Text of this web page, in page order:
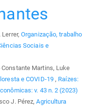
Lerrer,Organização, trabalho
Sociais e
Martins, Luke
e COVID-19 , Raízes:
v. 43 n. 2 (2023)
J. Pérez,Agricultura